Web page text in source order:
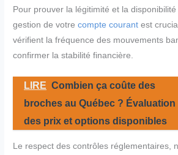
Pour prouver la légitimité et la
gestion de votrecompte courant est
vérifient la fréquence des mouvements
confirmer la stabilité financière.
LIRE Combien ça coûte des
broches au Québec ? Évaluation
des prix et options disponibles
Le respect des contrôles réglementaires,